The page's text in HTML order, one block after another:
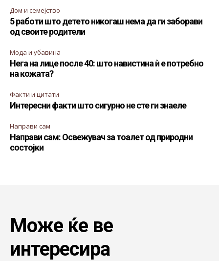
Дом и семејство
5 работи што детето никогаш нема да ги заборави
од своите родители
Мода и убавина
Нега на лице после 40: што навистина ѝ е потребно
на кожата?
Факти и цитати
Интересни факти што сигурно не сте ги знаеле
Направи сам
Направи сам: Освежувач за тоалет од природни
состојки
Може ќе ве
интересира